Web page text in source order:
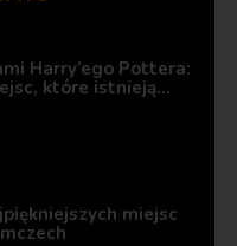
Harry’ego Pottera:
które istnieją…
miejsc